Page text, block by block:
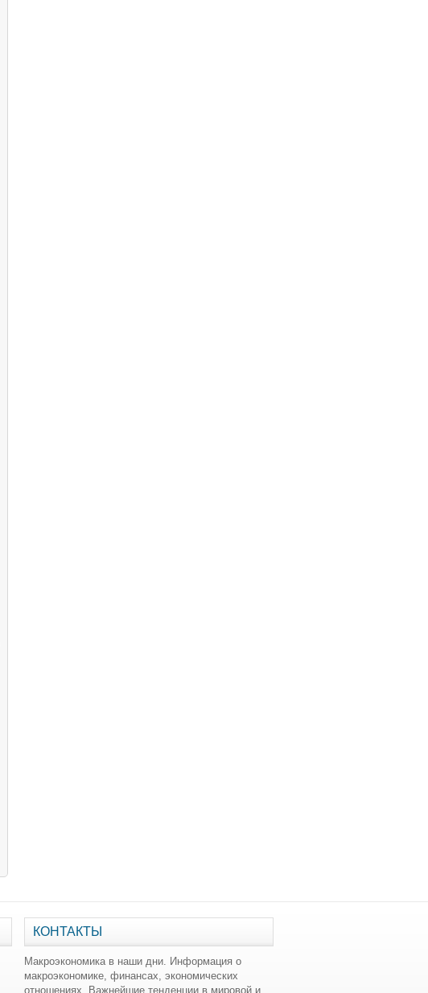
КОНТАКТЫ
Макроэкономика в наши дни. Информация о
макроэкономике, финансах, экономических
отношениях. Важнейшие тенденции в мировой и